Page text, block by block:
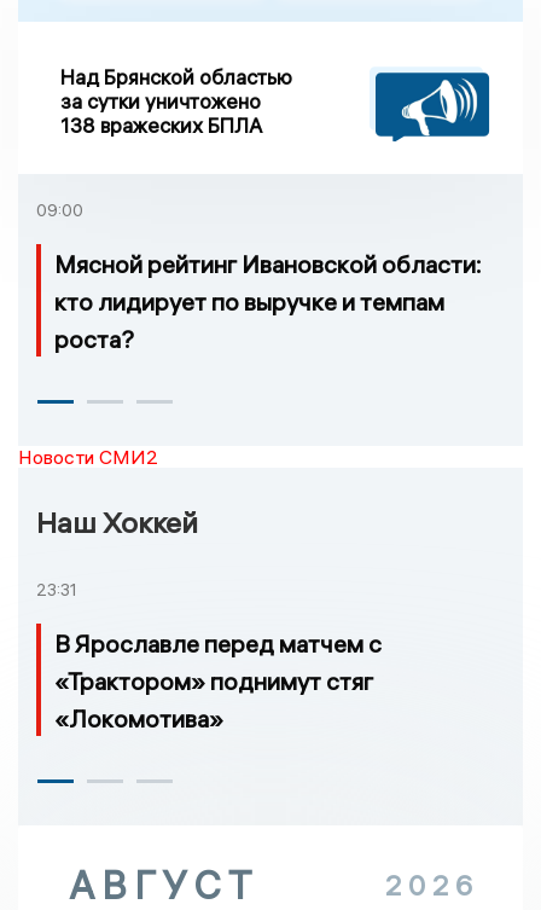
Над Брянской областью
за сутки уничтожено
138 вражеских БПЛА
09:00
Мясной рейтинг Ивановской области:
кто лидирует по выручке и темпам
роста?
Новости СМИ2
Наш Хоккей
23:31
В Ярославле перед матчем с
«Трактором» поднимут стяг
«Локомотива»
АВГУСТ 2026